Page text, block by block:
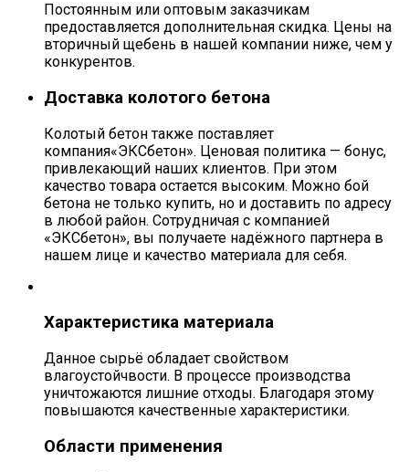
Постоянным или оптовым заказчикам
предоставляется дополнительная скидка. Цены на
вторичный щебень в нашей компании ниже, чем у
конкурентов.
Доставка колотого бетона
Колотый бетон также поставляет
компания«ЭКСбетон». Ценовая политика — бонус,
привлекающий наших клиентов. При этом
качество товара остается высоким. Можно бой
бетона не только купить, но и доставить по адресу
в любой район. Сотрудничая с компанией
«ЭКСбетон», вы получаете надёжного партнера в
нашем лице и качество материала для себя.
Характеристика материала
Данное сырьё обладает свойством
влагоустойчвости. В процессе производства
уничтожаются лишние отходы. Благодаря этому
повышаются качественные характеристики.
Области применения